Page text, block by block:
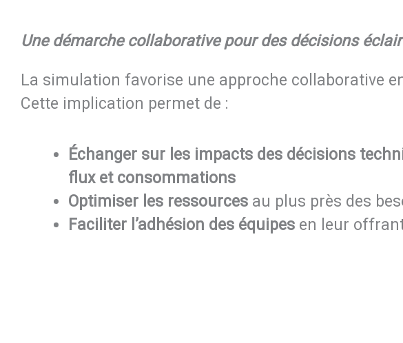
Une démarche collaborative pour des décisions
La simulation favorise une approche collaborative
Cette implication permet de :
Échanger sur les impacts des décisions
flux et consommations
Optimiser les ressources au plus près des
Faciliter l’adhésion des équipes en leur